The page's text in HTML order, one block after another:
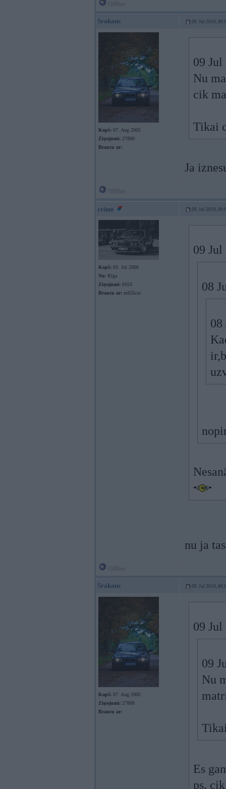
Srakans 09. Jul 2010,
Kopš: 07. Aug 2005
Ziņojumi: 27800
Braucu ar:
09
Nu
cik
Tikai
Ja
crime 09. Jul 2010,
Kopš: 03. Jul 2008
No: Rīga
Ziņojumi: 9163
Braucu ar: m635csi
09 Jul
08
08
nu ja
Srakans 09. Jul 2010,
Kopš: 07. Aug 2005
Ziņojumi: 27800
Braucu ar:
09
09
Nu
Es
ps.